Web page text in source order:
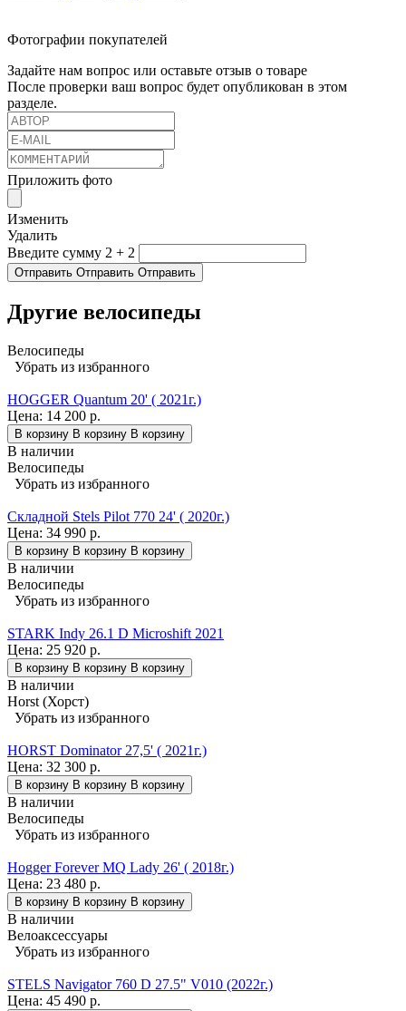
Фотографии покупателей
Задайте нам вопрос или оставьте отзыв о товаре
После проверки ваш вопрос будет опубликован в этом
разделе.
Приложить фото
Изменить
Удалить
Введите сумму 2 + 2
Отправить Отправить Отправить
Другие велосипеды
Велосипеды
Убрать из избранного
HOGGER Quantum 20' ( 2021г.)
Цена: 14 200 р.
В корзину В корзину В корзину
В наличии
Велосипеды
Убрать из избранного
Складной Stels Pilot 770 24' ( 2020г.)
Цена: 34 990 р.
В корзину В корзину В корзину
В наличии
Велосипеды
Убрать из избранного
STARK Indy 26.1 D Microshift 2021
Цена: 25 920 р.
В корзину В корзину В корзину
В наличии
Horst (Хорст)
Убрать из избранного
HORST Dominator 27,5' ( 2021г.)
Цена: 32 300 р.
В корзину В корзину В корзину
В наличии
Велосипеды
Убрать из избранного
Hogger Forever MQ Lady 26' ( 2018г.)
Цена: 23 480 р.
В корзину В корзину В корзину
В наличии
Велоаксессуары
Убрать из избранного
STELS Navigator 760 D 27.5" V010 (2022г.)
Цена: 45 490 р.